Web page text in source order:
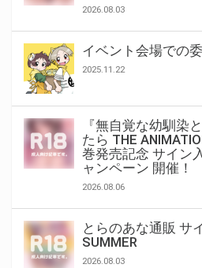
2026.08.03
イベント会場での
2025.11.22
『無自覚な幼馴染
たら THE
巻発売記念 サイン
ャンペーン 開催！
2026.08.06
とらのあな通販 サ
SUMMER
2026.08.03